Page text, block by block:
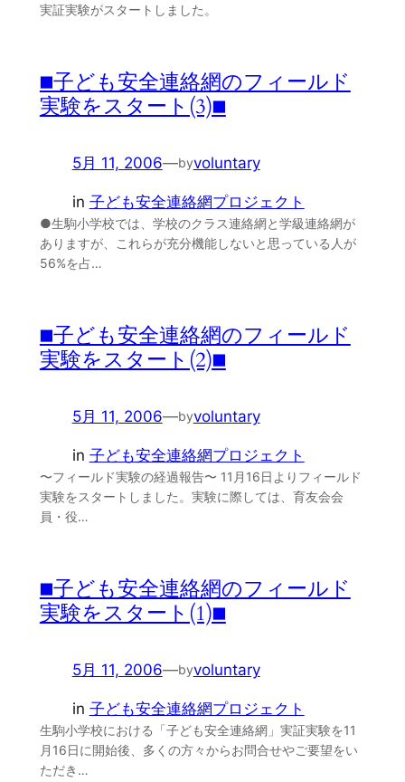
実証実験がスタートしました。
■子ども安全連絡網のフィールド
実験をスタート(3)■
5月 11, 2006—byvoluntary
in 子ども安全連絡網プロジェクト
●生駒小学校では、学校のクラス連絡網と学級連絡網が
ありますが、これらが充分機能しないと思っている人が
56%を占…
■子ども安全連絡網のフィールド
実験をスタート(2)■
5月 11, 2006—byvoluntary
in 子ども安全連絡網プロジェクト
〜フィールド実験の経過報告〜 11月16日よりフィールド
実験をスタートしました。実験に際しては、育友会会
員・役…
■子ども安全連絡網のフィールド
実験をスタート(1)■
5月 11, 2006—byvoluntary
in 子ども安全連絡網プロジェクト
生駒小学校における「子ども安全連絡網」実証実験を11
月16日に開始後、多くの方々からお問合せやご要望をい
ただき…